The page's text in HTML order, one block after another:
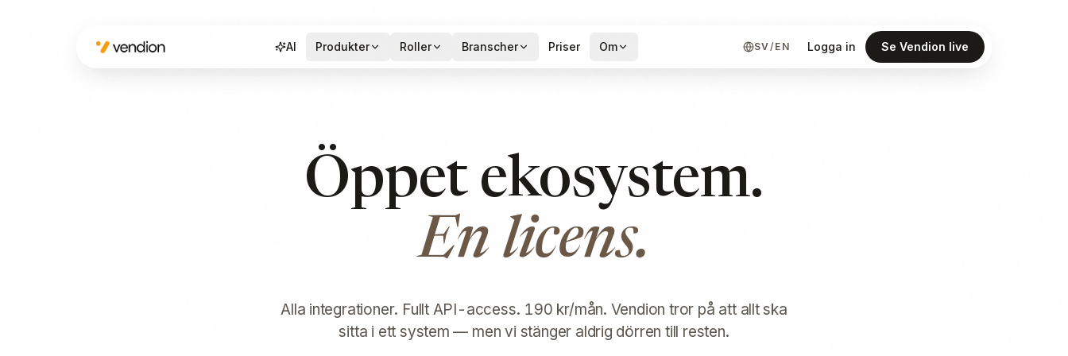
AI Produkter Roller Branscher Priser Om SV/EN Logga in Se Vendion live
Öppet ekosystem.
En licens.
Alla integrationer. Fullt API-access. 190 kr/mån. Vendion tror på att allt ska
sitta i ett system — men vi stänger aldrig dörren till resten.